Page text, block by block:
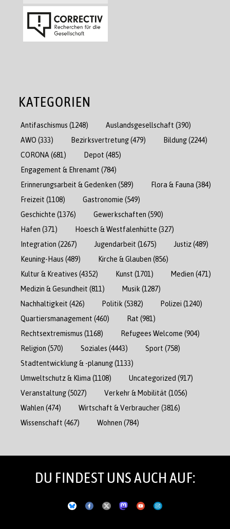
KATEGORIEN
Antifaschismus (1248) Auslandsgesellschaft (390)
AWO (333) Bezirksvertretung(479) Bildung(2244)
CORONA (681) Depot (485)
Engagement & Ehrenamt (784)
Erinnerungsarbeit & Gedenken (589) Flora & Fauna (384)
Freizeit (1108) Gastronomie (549)
Geschichte (1376) Gewerkschaften (590)
Hafen (371) Hoesch & Westfalenhütte (327)
Integration (2267) Jugendarbeit (1675) Justiz(489)
Keuning-Haus (489) Kirche & Glauben (856)
Kultur & Kreatives (4352) Kunst (1701) Medien (471)
Medizin & Gesundheit (811) Musik (1287)
Nachhaltigkeit (426) Politik (5382) Polizei (1240)
Quartiersmanagement (460) Rat (981)
Rechtsextremismus (1168) Refugees Welcome (904)
Religion (570) Soziales (4443) Sport (758)
Stadtentwicklung & -planung(1133)
Umweltschutz & Klima (1108) Uncategorized (917)
Veranstaltung(5027) Verkehr & Mobilität (1056)
Wahlen (474) Wirtschaft & Verbraucher(3816)
Wissenschaft (467) Wohnen (784)
DU FINDEST UNS AUCH AUF: